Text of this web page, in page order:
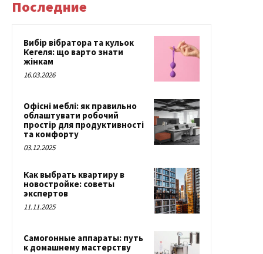
Последние
Вибір вібратора та кульок
Кегеля: що варто знати
жінкам
16.03.2026
Офісні меблі: як правильно
облаштувати робочий
простір для продуктивності
та комфорту
03.12.2025
Как выбрать квартиру в
новостройке: советы
экспертов
11.11.2025
Самогонные аппараты: путь
к домашнему мастерству